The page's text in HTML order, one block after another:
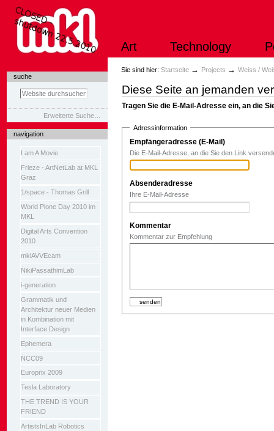
Inhalt
Art Technology
suche
Erweiterte Suche…
navigation
I am A Movie
Frieze - ArtNetLab at MKL
Graz
1/space - Thomas Grill
World Plone Day 2010 im
MKL
Digital Arts Convention
2010
mklAVVEcam
NikiPassathimLab
i-generation
Grammatik und
Architektur neuer Medien
in Kombination mit
Interface Design
Ephemera
NCC09
Europrix 2009
Tesla Laboratory
THE TREND IS YOUR
FRIEND
ArtistsInLab Robotics
Sie sind hier: Startseite → Projects →Weiss /
Diese Seite an jemanden
Tragen Sie die E-Mail-Adresse ein, an die
Adressinformation
Empfängeradresse (E-Mail)
Die E-Mail-Adresse, an die Sie den Link
Absenderadresse
Ihre E-Mail-Adresse
Kommentar
Kommentar zur Empfehlung